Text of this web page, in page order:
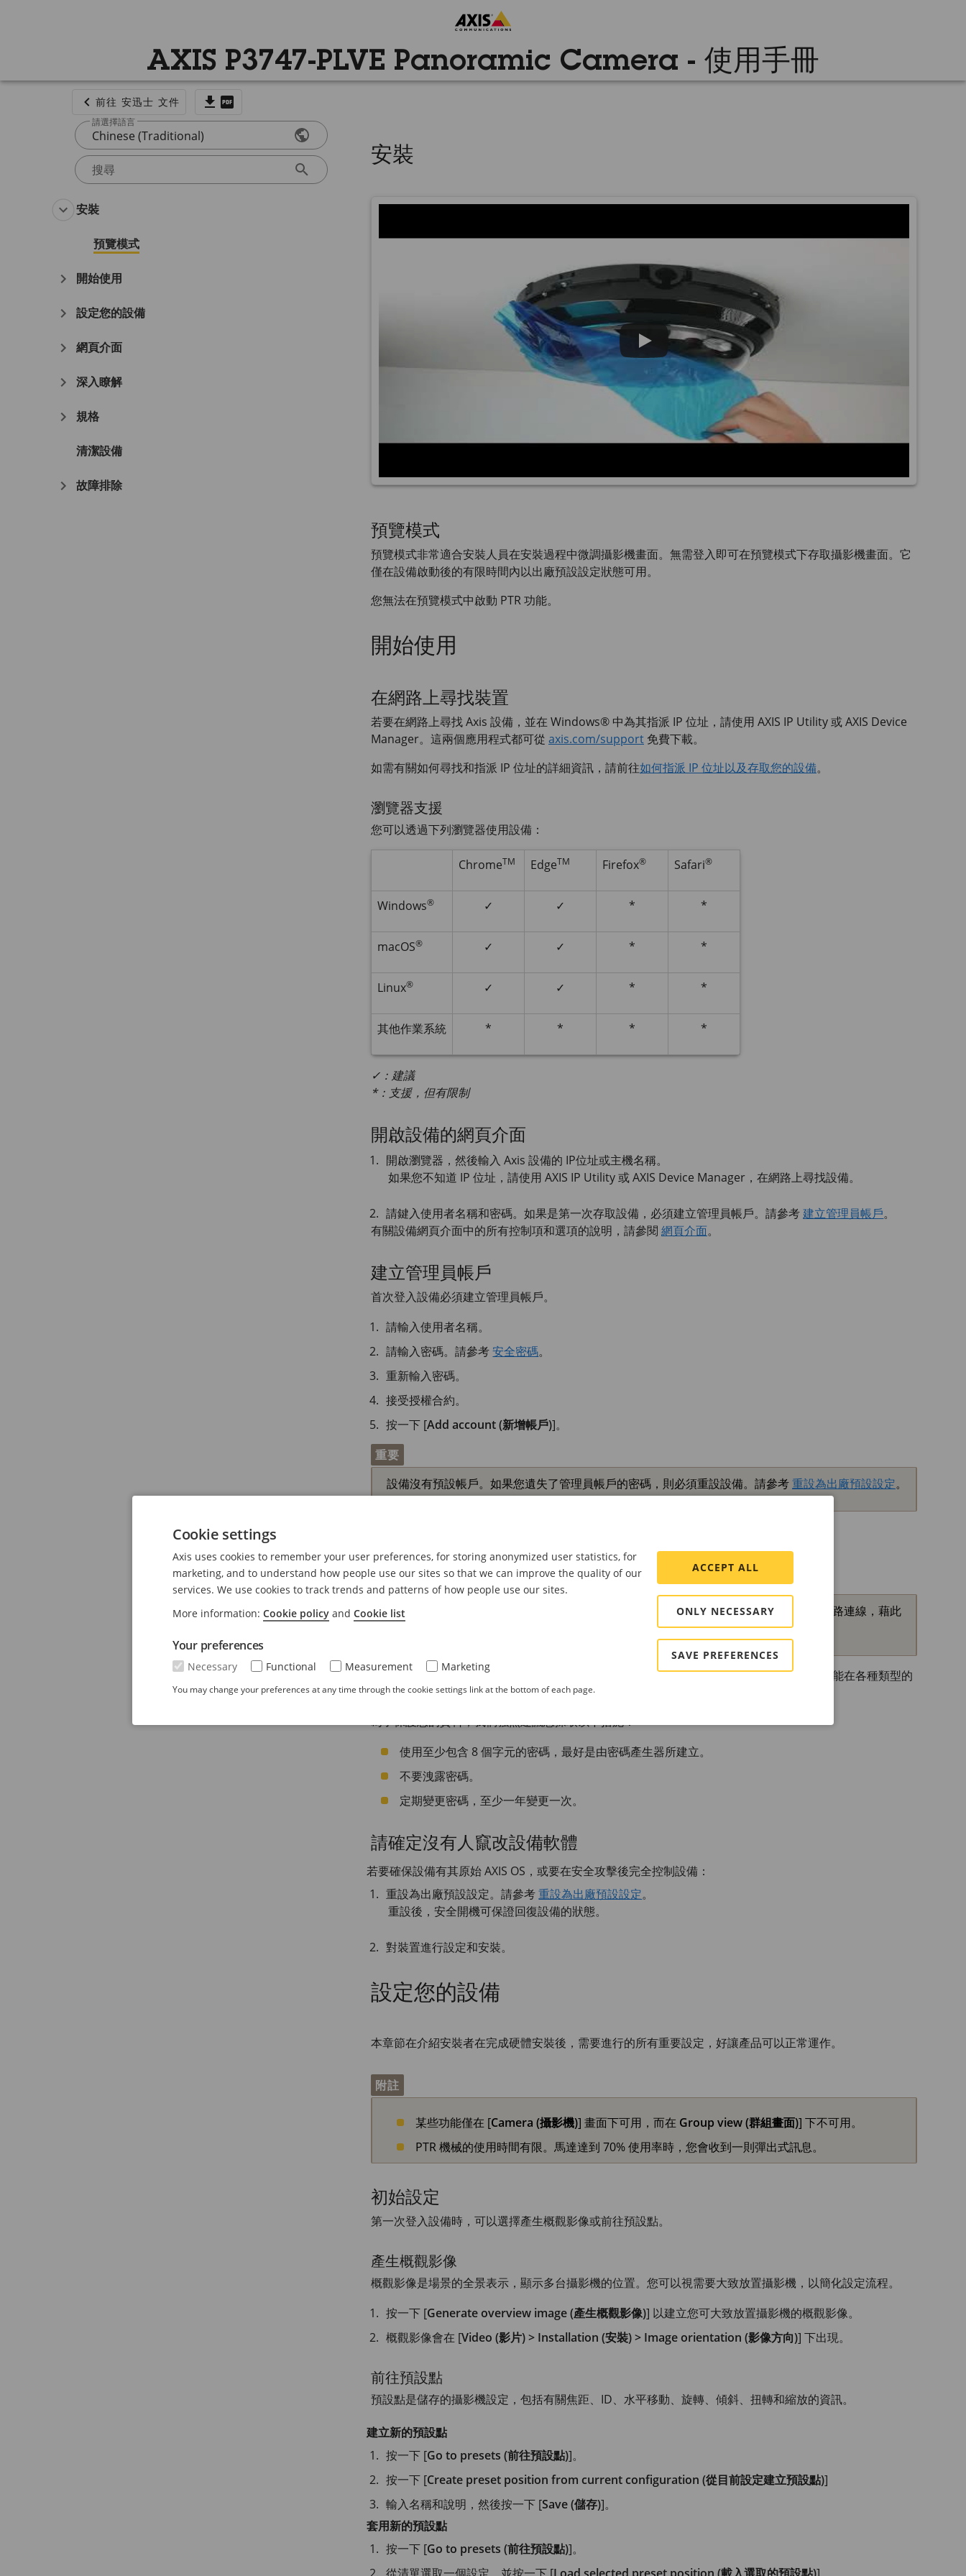
AXIS P3747-PLVE Panoramic Camera - 使用手冊
前往 安迅士 文件
請選擇語言
Chinese (Traditional)
搜尋
安裝
預覽模式
開始使用
設定您的設備
網頁介面
深入瞭解
規格
清潔設備
故障排除
安裝
預覽模式
預覽模式非常適合安裝人員在安裝過程中微調攝影機畫面。無需登入即可在預覽模式下存取攝影機畫面。它
僅在設備啟動後的有限時間內以出廠預設設定狀態可用。
您無法在預覽模式中啟動 PTR 功能。
開始使用
在網路上尋找裝置
若要在網路上尋找 Axis 設備，並在 Windows® 中為其指派 IP 位址，請使用 AXIS IP Utility 或AXIS Device
Manager。這兩個應用程式都可從 axis.com/support 免費下載。
如需有關如何尋找和指派 IP 位址的詳細資訊，請前往如何指派 IP 位址以及存取您的設備。
瀏覽器支援
您可以透過下列瀏覽器使用設備：
ChromeTM EdgeTM Firefox® Safari®
Windows® ✓ ✓ * *
macOS® ✓ ✓ * *
Linux® ✓ ✓ * *
其他作業系統 * * * *
✓：建議
*：支援，但有限制
開啟設備的網頁介面
開啟瀏覽器，然後輸入 Axis 設備的 IP位址或主機名稱。
如果您不知道 IP 位址，請使用 AXIS IP Utility 或AXIS Device Manager，在網路上尋找設備。
請鍵入使用者名稱和密碼。如果是第一次存取設備，必須建立管理員帳戶。請參考建立管理員帳戶。
有關設備網頁介面中的所有控制項和選項的說明，請參閱 網頁介面。
建立管理員帳戶
首次登入設備必須建立管理員帳戶。
請輸入使用者名稱。
請輸入密碼。請參考安全密碼。
重新輸入密碼。
接受授權合約。
按一下 [Add account (新增帳戶)]。
重要
設備沒有預設帳戶。如果您遺失了管理員帳戶的密碼，則必須重設設備。請參考重設為出廠預設設定。
重要
使用 HTTPS (預設啟用) 透過網路設定密碼或其他敏感設定。HTTPS 支援安全和加密的網路連線，藉此
設備密碼是您的資料和服務的主要保護機制。Axis 裝置不會強制實施密碼原則，因為它們可能在各種類型的
安裝中使用。
為了保護您的資料，我們強烈建議您採取以下措施：
使用至少包含 8 個字元的密碼，最好是由密碼產生器所建立。
不要洩露密碼。
定期變更密碼，至少一年變更一次。
請確定沒有人竄改設備軟體
若要確保設備有其原始 AXIS OS，或要在安全攻擊後完全控制設備：
重設為出廠預設設定。請參考重設為出廠預設設定。
重設後，安全開機可保證回復設備的狀態。
對裝置進行設定和安裝。
設定您的設備
本章節在介紹安裝者在完成硬體安裝後，需要進行的所有重要設定，好讓產品可以正常運作。
附註
某些功能僅在 [Camera (攝影機)] 畫面下可用，而在 Group view (群組畫面)] 下不可用。
PTR 機械的使用時間有限。馬達達到 70% 使用率時，您會收到一則彈出式訊息。
初始設定
第一次登入設備時，可以選擇產生概觀影像或前往預設點。
產生概觀影像
概觀影像是場景的全景表示，顯示多台攝影機的位置。您可以視需要大致放置攝影機，以簡化設定流程。
按一下 [Generate overview image (產生概觀影像)] 以建立您可大致放置攝影機的概觀影像。
概觀影像會在 [Video (影片) > Installation (安裝) > Image orientation (影像方向)] 下出現。
前往預設點
預設點是儲存的攝影機設定，包括有關焦距、ID、水平移動、旋轉、傾斜、扭轉和縮放的資訊。
建立新的預設點
按一下 [Go to presets (前往預設點)]。
按一下 [Create preset position from current configuration (從目前設定建立預設點)]
輸入名稱和說明，然後按一下 [Save (儲存)]。
套用新的預設點
按一下 [Go to presets (前往預設點)]。
Cookie settings
Axis uses cookies to remember your user preferences, for storing anonymized user statistics, for
marketing, and to understand how people use our sites so that we can improve the quality of our
services. We use cookies to track trends and patterns of how people use our sites.
More information: Cookie policy and Cookie list
Your preferences
Necessary Functional Measurement Marketing
You may change your preferences at any time through the cookie settings link at the bottom of each page.
ACCEPT ALL
ONLY NECESSARY
SAVE PREFERENCES